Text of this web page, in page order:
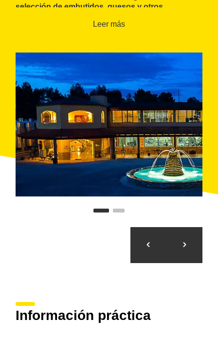
selección de embutidos, quesos y otros
Penedès, acompañados de un vino DO Penedès y
Leer más
Información práctica